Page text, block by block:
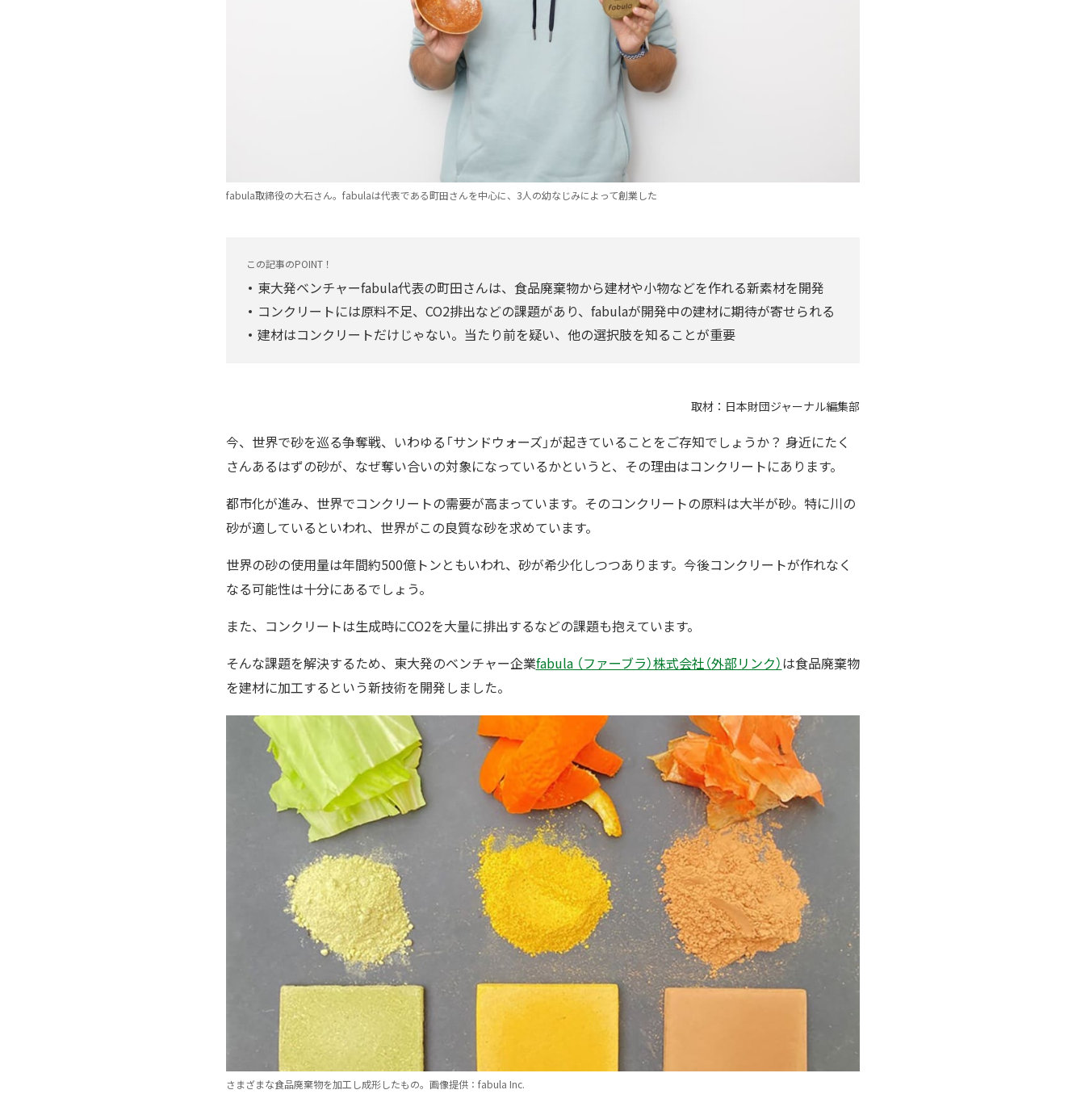
fabula取締役の大石さん。fabulaは代表である町田さんを中心に、3人の幼なじみによって創業した
この記事のPOINT！
東大発ベンチャーfabula代表の町田さんは、食品廃棄物から建材や小物などを作れる新素材を開発
コンクリートには原料不足、CO2排出などの課題があり、fabulaが開発中の建材に期待が寄せられる
建材はコンクリートだけじゃない。当たり前を疑い、他の選択肢を知ることが重要
取材：日本財団ジャーナル編集部
今、世界で砂を巡る争奪戦、いわゆる「サンドウォーズ」が起きていることをご存知でしょうか？ 身近にたく
さんあるはずの砂が、なぜ奪い合いの対象になっているかというと、その理由はコンクリートにあります。
都市化が進み、世界でコンクリートの需要が高まっています。そのコンクリートの原料は大半が砂。特に川の
砂が適しているといわれ、世界がこの良質な砂を求めています。
世界の砂の使用量は年間約500億トンともいわれ、砂が希少化しつつあります。今後コンクリートが作れなく
なる可能性は十分にあるでしょう。
また、コンクリートは生成時にCO2を大量に排出するなどの課題も抱えています。
そんな課題を解決するため、東大発のベンチャー企業fabula （ファーブラ）株式会社（外部リンク）は食品廃棄物
を建材に加工するという新技術を開発しました。
さまざまな食品廃棄物を加工し成形したもの。画像提供：fabula Inc.